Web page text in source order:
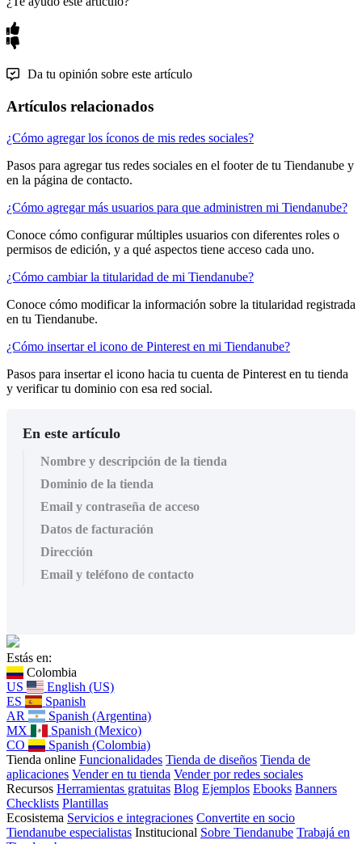
Da tu opinión sobre este artículo
Artículos relacionados
¿Cómo agregar los íconos de mis redes sociales?
Pasos para agregar tus redes sociales en el footer de tu Tiendanube y
en la página de contacto.
¿Cómo agregar más usuarios para que administren mi Tiendanube?
Conoce cómo configurar múltiples usuarios con diferentes roles o
permisos de edición, y a qué aspectos tiene acceso cada uno.
¿Cómo cambiar la titularidad de mi Tiendanube?
Conoce cómo modificar la información sobre la titularidad registrada
en tu Tiendanube.
¿Cómo insertar el icono de Pinterest en mi Tiendanube?
Pasos para insertar el icono hacia tu cuenta de Pinterest en tu tienda
y verificar tu dominio con esa red social.
En este artículo
Nombre y descripción de la tienda
Dominio de la tienda
Email y contraseña de acceso
Datos de facturación
Dirección
Email y teléfono de contacto
Estás en:
Colombia
US
English (US)
ES
Spanish
AR
Spanish (Argentina)
MX
Spanish (Mexico)
CO
Spanish (Colombia)
Tienda online Funcionalidades Tienda de diseños Tienda de
aplicaciones Vender en tu tienda Vender por redes sociales
Recursos Herramientas gratuitas Blog Ejemplos Ebooks Banners
Checklists Plantillas
Ecosistema Servicios e integraciones Convertite en socio
Tiendanube especialistas Institucional Sobre Tiendanube Trabajá en